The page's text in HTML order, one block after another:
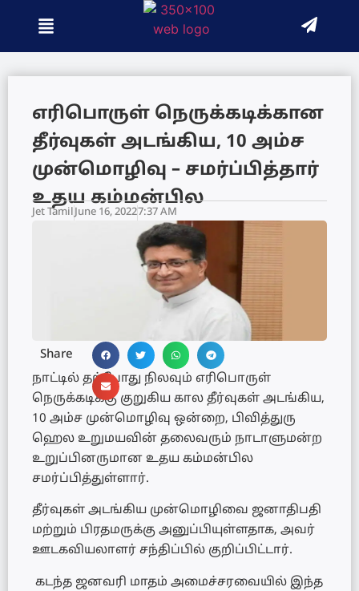
எரிபொருள் நெருக்கடிக்கான
தீர்வுகள் அடங்கிய, 10 அம்ச
முன்மொழிவு – சமர்ப்பித்தார்
உதய கம்மன்பில
Jet Tamil June 16, 20227:37 AM
Share
நாட்டில் தற்போது நிலவும் எரிபொருள்
நெருக்கடிக்கு குறுகிய கால தீர்வுகள் அடங்கிய,
10 அம்ச முன்மொழிவு ஒன்றை, பிவித்துரு
ஹெல உறுமயவின் தலைவரும் நாடாளுமன்ற
உறுப்பினருமான உதய கம்மன்பில
சமர்ப்பித்துள்ளார்.
தீர்வுகள் அடங்கிய முன்மொழிவை ஜனாதிபதி
மற்றும் பிரதமருக்கு அனுப்பியுள்ளதாக, அவர்
ஊடகவியலாளர் சந்திப்பில் குறிப்பிட்டார்.
கடந்த ஜனவரி மாதம் அமைச்சரவையில் இந்த